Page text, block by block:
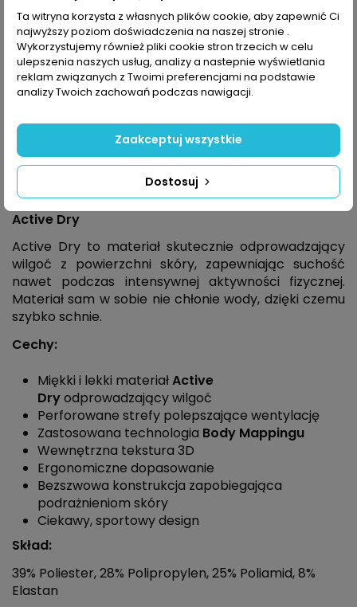
Kolekcja Hard Core
Wszechstronna kolekcja bielizny termoaktywnej
fińskiej markiHalti, przeznaczona
dla profesjonalnych sportowców oraz do najbardziej
intensywnych treningów. Zapewnia wysoki komfort
termiczny i wygodę bez względu na to, jak
intensywnie się poruszasz. Wysoce funkcjonalne
materiały w połączeniu z ergonomicznym
dopasowaniem pozwolą Ci trenować w
komfortowych warunkach, nawet podczas niskich
temperatur.
Active Dry
Active Dry to materiał skutecznie odprowadzający
wilgoć z powierzchni skóry, zapewniając suchość
nawet podczas intensywnej aktywności fizycznej.
Materiał sam w sobie nie chłonie wody, dzięki czemu
szybko schnie.
Cechy:
Miękki i lekki materiałActive
Dryodprowadzający wilgoć
Perforowane strefy polepszające wentylację
Zastosowana technologia Body Mappingu
Wewnętrzna tekstura 3D
Ergonomiczne dopasowanie
Bezszwowa konstrukcja zapobiegająca
podrażnieniom skóry
Ciekawy, sportowy design
Skład:
39% Poliester, 28% Polipropylen, 25% Poliamid, 8%
Elastan
Ta witryna korzysta z własnych plików cookie, aby zapewnić Ci
najwyższy poziom doświadczenia na naszej stronie .
Wykorzystujemy również pliki cookie stron trzecich w celu
ulepszenia naszych usług, analizy a nastepnie wyświetlania
reklam związanych z Twoimi preferencjami na podstawie
analizy Twoich zachowań podczas nawigacji.
Dostosuj
Zaakceptuj wszystkie